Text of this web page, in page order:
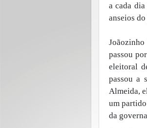
a cada
anseios
passou
eleitoral
passou a
Almeida,
um
da